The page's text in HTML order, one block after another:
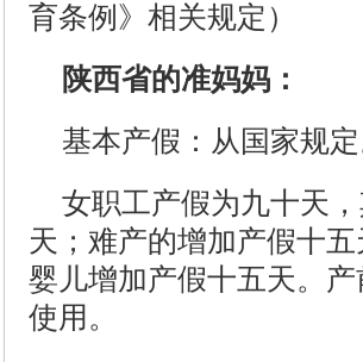
育条例》相关规定）
陕西省的准妈妈：
基本产假：从国家规定
女职工产假为九十天
天；难产的增加产假十
婴儿增加产假十五天。
使用。